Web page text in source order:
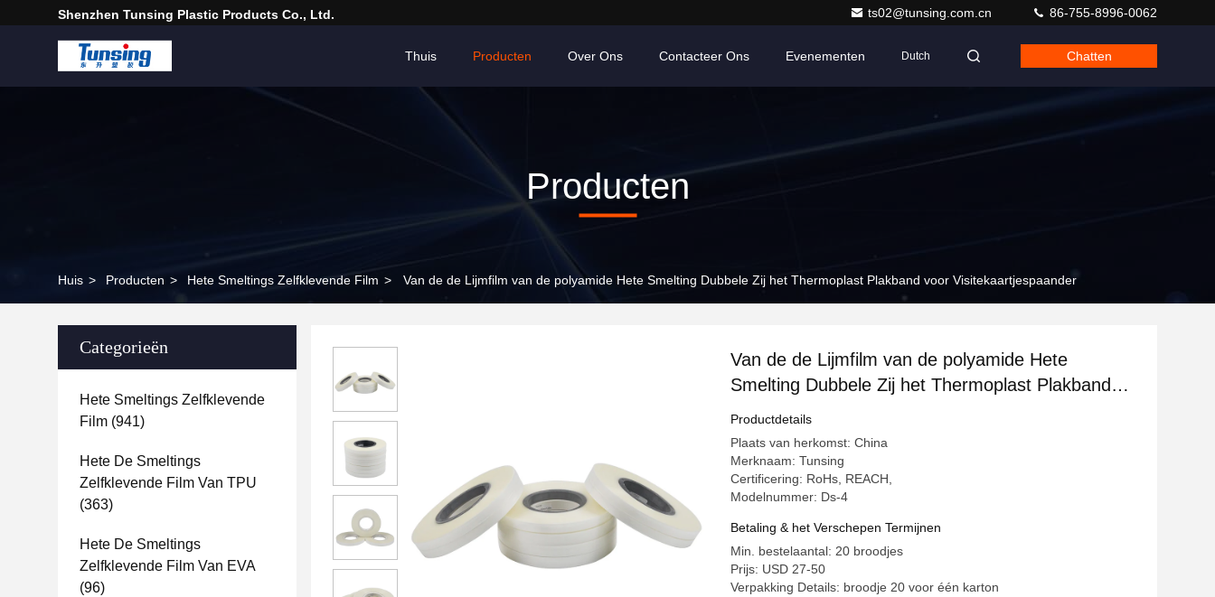
Shenzhen Tunsing Plastic Products Co., Ltd. ts02@tunsing.com.cn 86-755-8996-0062
Thuis Producten Over Ons Contacteer Ons Evenementen Dutch Chatten
Producten
Huis > Producten > Hete Smeltings Zelfklevende Film > Van de de Lijmfilm van de polyamide Hete Smelting Dubbele Zij het Thermoplast Plakband voor Visitekaartjespaander
Categorieën
Hete Smeltings Zelfklevende
Film (941)
Hete De Smeltings
Zelfklevende Film Van TPU
(363)
Hete De Smeltings
Zelfklevende Film Van EVA
(96)
Van de de Lijmfilm van de polyamide Hete
Smelting Dubbele Zij het Thermoplast Plakband
voor Visitekaartjespaander
Productdetails
Plaats van herkomst: China
Merknaam: Tunsing
Certificering: RoHs, REACH,
Modelnummer: Ds-4
Betaling & het Verschepen Termijnen
Min. bestelaantal: 20 broodjes
Prijs: USD 27-50
Verpakking Details: broodje 20 voor één karton